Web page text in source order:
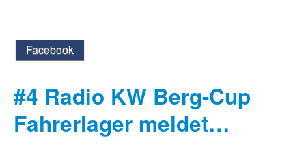
Facebook
#4 Radio KW Berg-Cup
Fahrerlager meldet…